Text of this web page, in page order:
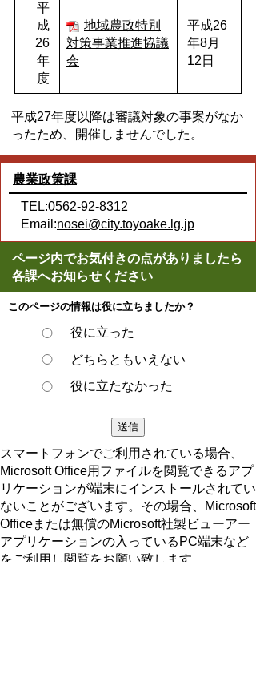
平
成
26
年
度
地域農政特別
対策事業推進協議
会
平成26
年8月
12日
平成27年度以降は審議対象の事案がなか
ったため、開催しませんでした。
農業政策課
TEL:0562-92-8312
Email:nosei@city.toyoake.lg.jp
ページ内でお気付きの点がありましたら
各課へお知らせください
このページの情報は役に立ちましたか？
役に立った
どちらともいえない
役に立たなかった
スマートフォンでご利用されている場合、
Microsoft Office用ファイルを閲覧できるアプ
リケーションが端末にインストールされてい
ないことがございます。その場合、Microsoft
Officeまたは無償のMicrosoft社製ビューアー
アプリケーションの入っているPC端末など
をご利用し閲覧をお願い致します。